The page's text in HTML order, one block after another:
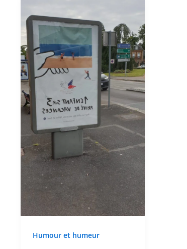
Humour et humeur